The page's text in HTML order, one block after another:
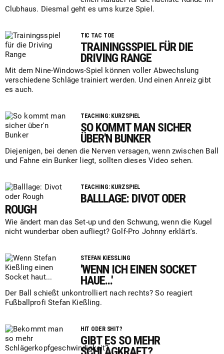
Clubhaus. Diesmal geht es ums kurze Spiel.
TIC TAC TOE
TRAININGSSPIEL FÜR DIE
DRIVING RANGE
Mit dem Nine-Windows-Spiel können voller Abwechslung
verschiedene Schläge trainiert werden. Und einen Anreiz gibt
es auch.
TEACHING: KURZSPIEL
SO KOMMT MAN SICHER
ÜBER'N BUNKER
Diejenigen, bei denen die Nerven versagen, wenn zwischen Ball
und Fahne ein Bunker liegt, sollten dieses Video sehen.
TEACHING: KURZSPIEL
BALLLAGE: DIVOT ODER
ROUGH
Wie ändert man das Set-up und den Schwung, wenn die Kugel
nicht wunderbar oben aufliegt? Golf-Pro Johnny erklärt's.
STEFAN KIESSLING
'WENN ICH EINEN SOCKET
HAUE...'
Der Ball schießt unkontrolliert nach rechts? So reagiert
Fußballprofi Stefan Kießling.
HIT ODER SHIT?
GIBT ES SO MEHR